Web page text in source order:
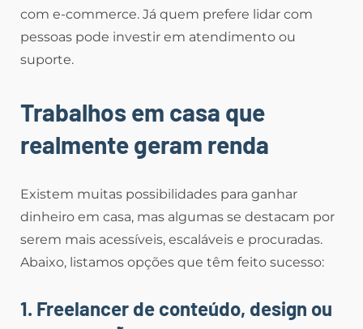
com e-commerce. Já quem prefere lidar com
pessoas pode investir em atendimento ou
suporte.
Trabalhos em casa que
realmente geram renda
Existem muitas possibilidades para ganhar
dinheiro em casa, mas algumas se destacam por
serem mais acessíveis, escaláveis e procuradas.
Abaixo, listamos opções que têm feito sucesso:
1. Freelancer de conteúdo, design ou